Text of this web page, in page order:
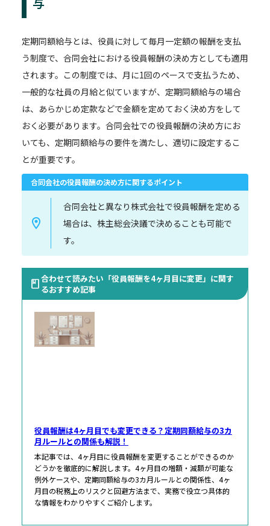
定期同額給与とは、役員に対して毎月一定額の報酬を支払
う制度で、合同会社における役員報酬の決め方としても適用
されます。この制度では、月に1回のペースで支払うため、
一般的な社員の月給と似ていますが、定期同額給与の場合
は、あらかじめ定款などで金額を定めておく決め方をして
おく必要があります。合同会社での役員報酬の決め方にお
いても、定期同額給与の要件を満たし、適切に設定するこ
とが重要です。
合同会社の役員報酬の決め方に関するポイント
合同会社と異なり株式会社で役員報酬を定める
場合は、株主総会決議で決めることも可能で
す。
合わせて読みたい「役員報酬を4ヶ月目に変更」に関す
るおすすめ記事
役員報酬は4ヶ月目でも変更できる？定期同額給与の3カ
月ルールとの関係も解説！
本記事では、4ヶ月目に役員報酬を変更することができるのか
どうかを徹底的に解説します。4ヶ月目の増額・減額が可能な
例外ケースや、定期同額給与の3カ月ルールとの関係性、4ヶ
月目の税務上のリスクと回避方法まで、実務で役立つ具体的
な情報をわかりやすくご紹介します。